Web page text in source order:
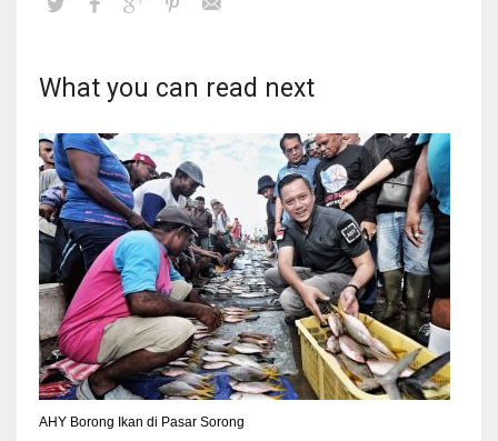
What you can read next
AHY Borong Ikan di Pasar Sorong